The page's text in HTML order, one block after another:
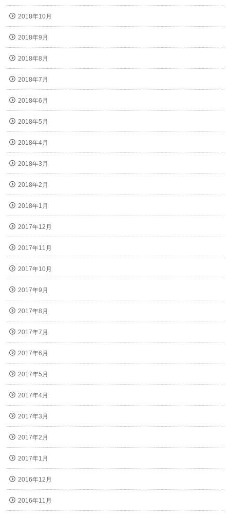
2018年10月
2018年9月
2018年8月
2018年7月
2018年6月
2018年5月
2018年4月
2018年3月
2018年2月
2018年1月
2017年12月
2017年11月
2017年10月
2017年9月
2017年8月
2017年7月
2017年6月
2017年5月
2017年4月
2017年3月
2017年2月
2017年1月
2016年12月
2016年11月